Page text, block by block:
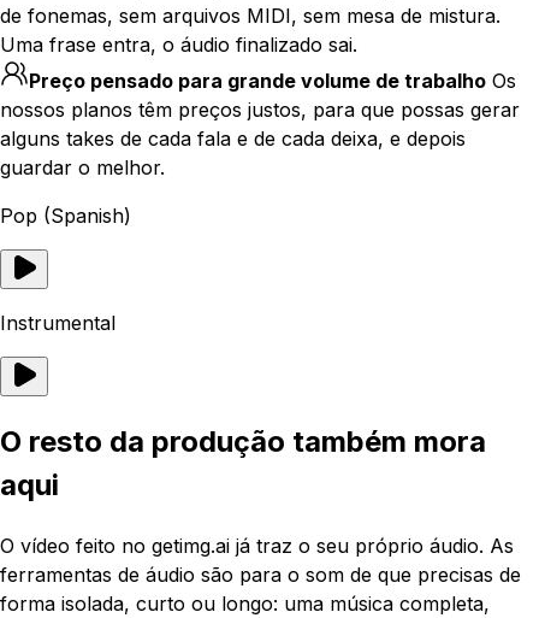
de fonemas, sem arquivos MIDI, sem mesa de mistura.
Uma frase entra, o áudio finalizado sai.
Preço pensado para grande volume de trabalho Os
nossos planos têm preços justos, para que possas gerar
alguns takes de cada fala e de cada deixa, e depois
guardar o melhor.
Pop (Spanish)
Instrumental
O resto da produção também mora
aqui
O vídeo feito no getimg.ai já traz o seu próprio áudio. As
ferramentas de áudio são para o som de que precisas de
forma isolada, curto ou longo: uma música completa,